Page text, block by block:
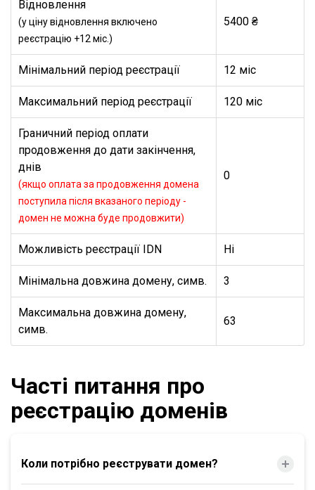
Відновлення
(у ціну відновлення включено
реєстрацію +12 міс.)
5400 ₴
Мінімальний період реєстрації 12 міс
Максимальний період реєстрації 120 міс
Граничний період оплати
продовження до дати закінчення,
днів
(якщо оплата за продовження домена
поступила після вказаного періоду -
домен не можна буде продовжити)
0
Можливість реєстрації IDN Ні
Мінімальна довжина домену, симв. 3
Максимальна довжина домену,
симв.
63
Часті питання про
реєстрацію доменів
Коли потрібно реєструвати домен?